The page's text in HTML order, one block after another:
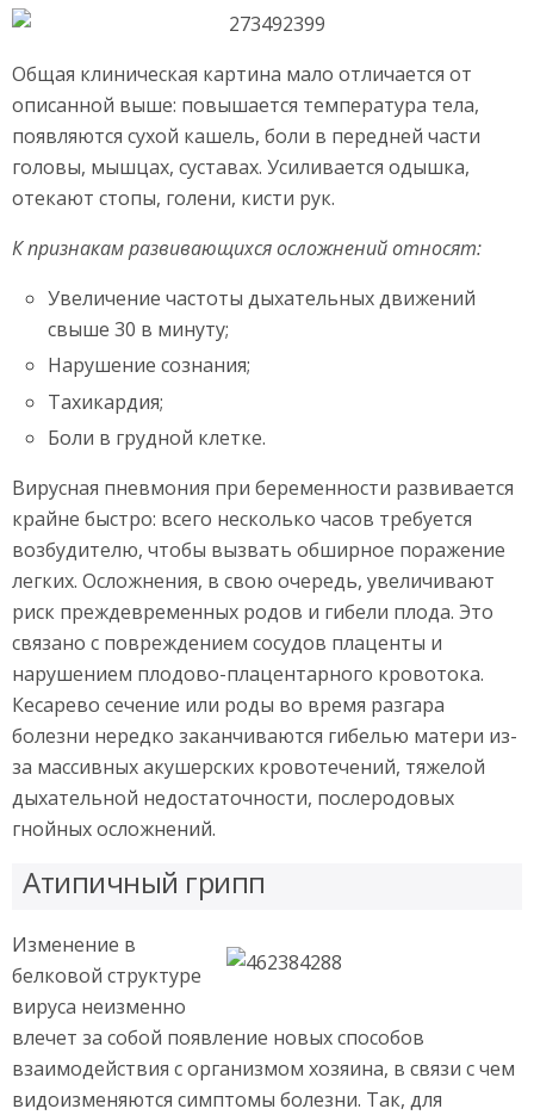
Общая клиническая картина мало отличается от
описанной выше: повышается температура тела,
появляются сухой кашель, боли в передней части
головы, мышцах, суставах. Усиливается одышка,
отекают стопы, голени, кисти рук.
К признакам развивающихся осложнений относят:
Увеличение частоты дыхательных движений
свыше 30 в минуту;
Нарушение сознания;
Тахикардия;
Боли в грудной клетке.
Вирусная пневмония при беременности развивается
крайне быстро: всего несколько часов требуется
возбудителю, чтобы вызвать обширное поражение
легких. Осложнения, в свою очередь, увеличивают
риск преждевременных родов и гибели плода. Это
связано с повреждением сосудов плаценты и
нарушением плодово-плацентарного кровотока.
Кесарево сечение или роды во время разгара
болезни нередко заканчиваются гибелью матери из-
за массивных акушерских кровотечений, тяжелой
дыхательной недостаточности, послеродовых
гнойных осложнений.
Атипичный грипп
Изменение в
белковой структуре
вируса неизменно
влечет за собой появление новых способов
взаимодействия с организмом хозяина, в связи с чем
видоизменяются симптомы болезни. Так, для